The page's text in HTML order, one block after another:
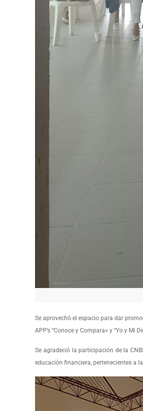
Se aprovechó el espacio para dar
APP’s “Conoce y Compara» y “Yo y Mi
Se agradeció la participación de la
educación financiera, pertenecientes a